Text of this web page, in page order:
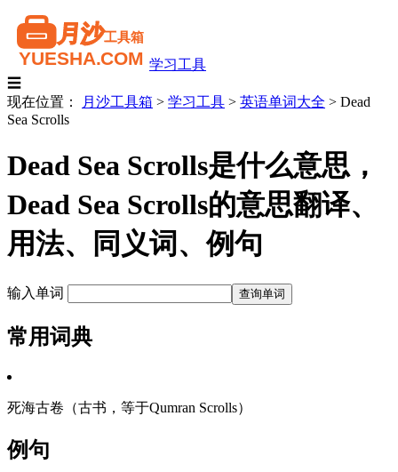
学习工具
☰
现在位置：
月沙工具箱 > 学习工具 > 英语单词大全 > Dead
Sea Scrolls
Dead Sea Scrolls是什么意思，
Dead Sea Scrolls的意思翻译、
用法、同义词、例句
输入单词
常用词典
死海古卷（古书，等于Qumran Scrolls）
例句